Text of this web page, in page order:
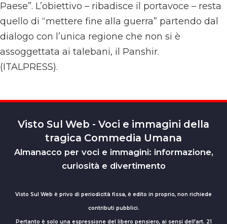
Paese”. L’obiettivo – ribadisce il portavoce – resta
quello di “mettere fine alla guerra” partendo dal
dialogo con l’unica regione che non si è
assoggettata ai talebani, il Panshir.
(ITALPRESS).
Visto Sul Web - Voci e immagini della
tragica Commedia Umana
Almanacco per voci e immagini: informazione,
curiosità e divertimento
Visto Sul Web è privo di periodicità fissa, è edito in proprio, non richiede
contributi pubblici.
Pertanto è solo una espressione del libero pensiero, ai sensi dell’art. 21